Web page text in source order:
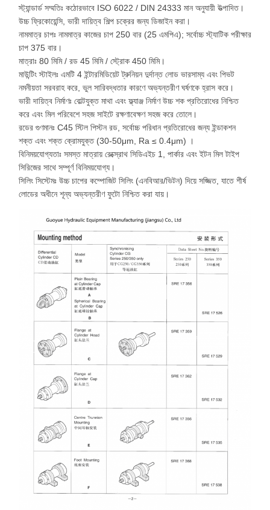
স্ট্যান্ডার্ড সম্মতিঃ কঠোরভাবে ISO 6022 / DIN 24333 মান অনুযায়ী উত্পাদিত।
উচ্চ ফ্রিকোয়েন্সি, ভারী দায়িত্ব শিল্প চক্রের জন্য ডিজাইন করা।
নামমাত্র চাপঃ নামমাত্র কাজের চাপ 250 বার (25 এমপিএ); সর্বোচ্চ স্ট্যাটিক পরীক্ষার
চাপ 375 বার।
মাত্রাঃ 80 মিমি / রড 45 মিমি / স্ট্রোক 450 মিমি।
মাউন্টিং স্টাইলঃ এমটি 4 ইন্টারমিডিয়েট ট্রুনিয়ন দুর্দান্ত লোড ভারসাম্য এবং পিভট
নমনীয়তা সরবরাহ করে, ভুল সারিবদ্ধতার কারণে অভ্যন্তরীণ ঘর্ষণকে হ্রাস করে।
ভারী দায়িত্ব নির্মাণঃ বোল্টযুক্ত মাথা এবং ফ্ল্যাঞ্জ নির্মাণ উচ্চ শক প্রতিরোধের নিশ্চিত
করে এবং মিল পরিবেশে সহজ সাইটে রক্ষণাবেক্ষণ সহজ করে তোলে।
রডের গুণমানঃ C45 স্টিল পিস্টন রড, সর্বোচ্চ পরিধান প্রতিরোধের জন্য ইন্ডাকশন
শক্ত এবং শক্ত ক্রোমযুক্ত (30-50μm, Ra ≤ 0.4μm) ।
বিনিময়যোগ্যতাঃ সমস্ত মাত্রায় রেক্স্রোথ সিডিএইচ 1, পার্কার এবং ইটন মিল টাইপ
সিরিজের সাথে সম্পূর্ণ বিনিময়যোগ্য।
সিলিং সিস্টেমঃ উচ্চ চাপের কম্পোজিট সিলিং (এনবিআর/ভিটন) দিয়ে সজ্জিত, যাতে শীর্ষ
লোডের অধীনে শূন্য অভ্যন্তরীণ ফুটো নিশ্চিত করা যায়।